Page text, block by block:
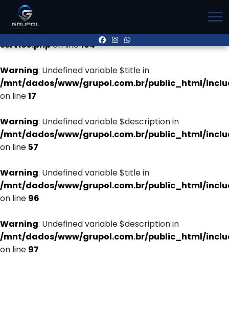
Warning
/mnt/dados/www/grupol.com.br/public_html/
servico.phpon line104
Warning: Undefined variable $title in
/mnt/dados/www/grupol.com.br/public_html/
on line17
Warning: Undefined variable $description in
/mnt/dados/www/grupol.com.br/public_html/
on line 57
Warning: Undefined variable $title in
/mnt/dados/www/grupol.com.br/public_html/
on line 96
Warning: Undefined variable $description in
/mnt/dados/www/grupol.com.br/public_html/
on line 97